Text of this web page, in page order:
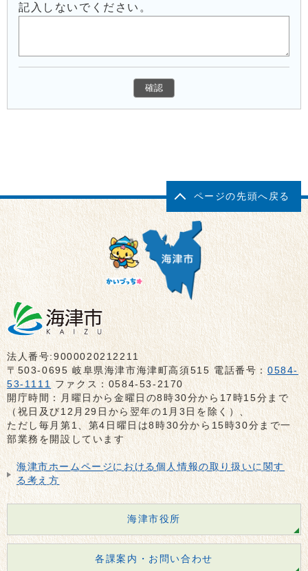
記入しないでください。
ページの先頭へ戻る
法人番号:9000020212211
〒503-0695 岐阜県海津市海津町高須515 電話番号：0584-
53-1111 ファクス：0584-53-2170
開庁時間：月曜日から金曜日の8時30分から17時15分まで
（祝日及び12月29日から翌年の1月3日を除く）、
ただし毎月第1、第4日曜日は8時30分から15時30分まで一
部業務を開設しています
海津市ホームページにおける個人情報の取り扱いに関す
る考え方
海津市役所
各課案内・お問い合わせ